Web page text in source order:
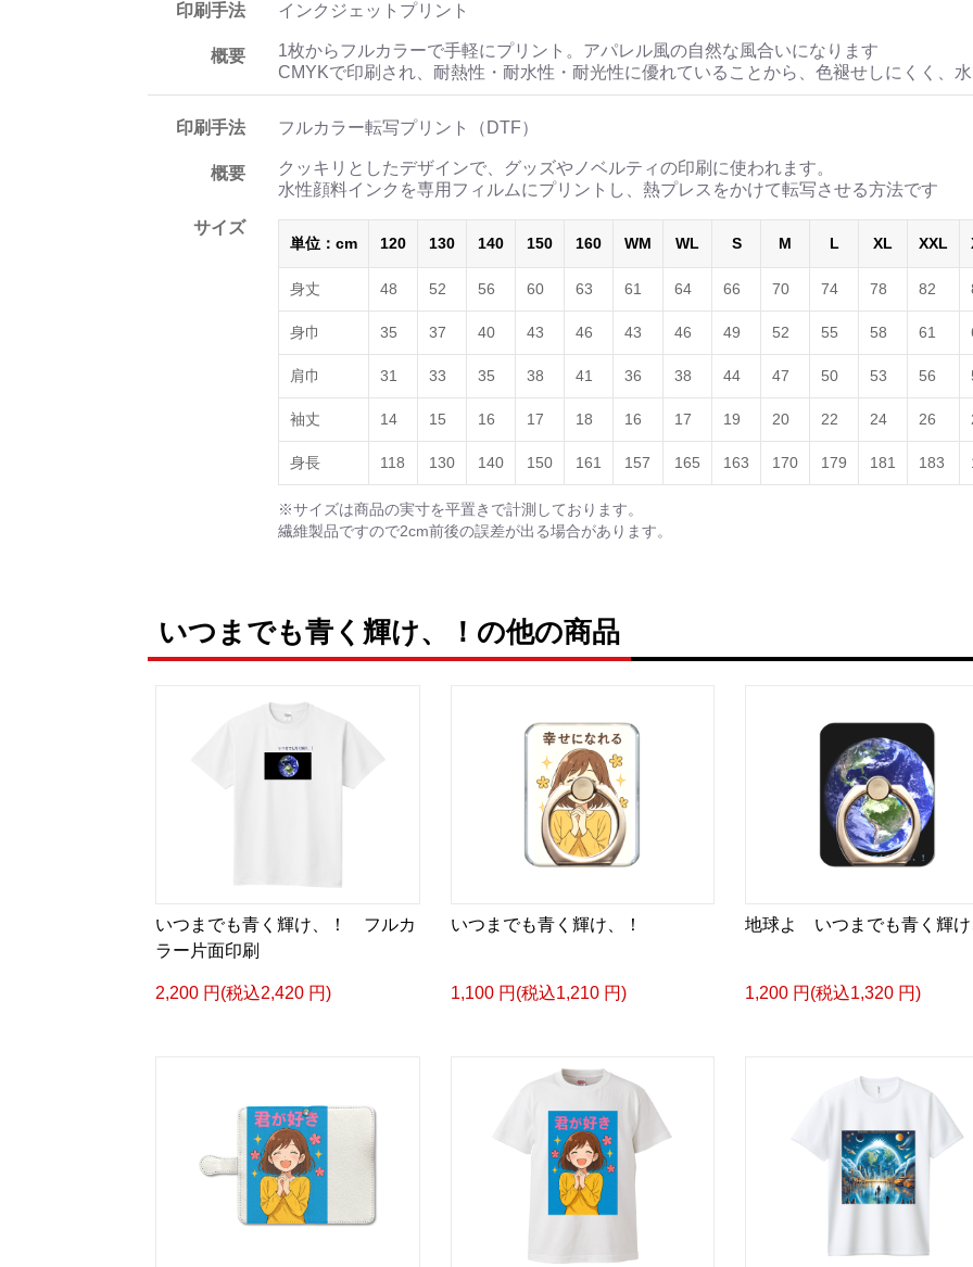
印刷手法 インクジェットプリント
概要
1枚からフルカラーで手軽にプリント。アパレル風の自然な風合いになります
CMYKで印刷され、耐熱性・耐水性・耐光性に優れていることから、色褪せしにくく、
印刷手法 フルカラー転写プリント（DTF）
概要
クッキリとしたデザインで、グッズやノベルティの印刷に使われます。
水性顔料インクを専用フィルムにプリントし、熱プレスをかけて転写させる方法です
サイズ
単位：cm 120 130 140 150 160 WM WL S M L XL XXL
身丈 48 52 56 60 63 61 64 66 70 74 78 82
身巾 35 37 40 43 46 43 46 49 52 55 58 61
肩巾 31 33 35 38 41 36 38 44 47 50 53 56
袖丈 14 15 16 17 18 16 17 19 20 22 24 26
身長 118 130 140 150 161 157 165 163 170 179 181 183
※サイズは商品の実寸を平置きで計測しております。
繊維製品ですので2cm前後の誤差が出る場合があります。
いつまでも青く輝け、！の他の商品
いつまでも青く輝け、！ フルカ
ラー片面印刷
2,200 円(税込2,420 円)
いつまでも青く輝け、！
1,100 円(税込1,210 円)
地球よ いつまでも青く輝け
1,200 円(税込1,320 円)